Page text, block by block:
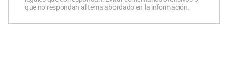
que no respondan al tema abordado en la información.